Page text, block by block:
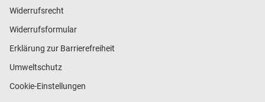
Widerrufsrecht
Widerrufsformular
Erklärung zur Barrierefreiheit
Umweltschutz
Cookie-Einstellungen